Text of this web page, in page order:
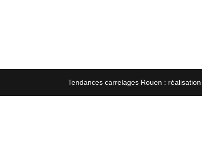
Tendances carrelages Rouen :